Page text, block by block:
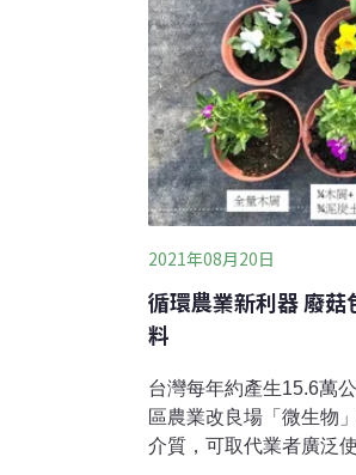
2021年08月20日
循環農業新利器 廢
料
台灣每年約產生15.6萬
區農業改良場「微生物
介質，可取代業者廣泛